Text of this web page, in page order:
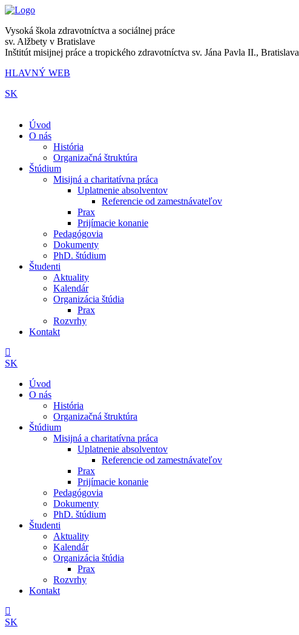
Vysoká škola zdravotníctva a sociálnej práce
sv. Alžbety v Bratislave
Inštitút misijnej práce a tropického zdravotníctva sv. Jána Pavla II., Bratislava
HLAVNÝ WEB
SK
Úvod
O nás
História
Organizačná štruktúra
Štúdium
Misijná a charitatívna práca
Uplatnenie absolventov
Referencie od zamestnávateľov
Prax
Prijímacie konanie
Pedagógovia
Dokumenty
PhD. štúdium
Študenti
Aktuality
Kalendár
Organizácia štúdia
Prax
Rozvrhy
Kontakt
SK
Úvod
O nás
História
Organizačná štruktúra
Štúdium
Misijná a charitatívna práca
Uplatnenie absolventov
Referencie od zamestnávateľov
Prax
Prijímacie konanie
Pedagógovia
Dokumenty
PhD. štúdium
Študenti
Aktuality
Kalendár
Organizácia štúdia
Prax
Rozvrhy
Kontakt
SK